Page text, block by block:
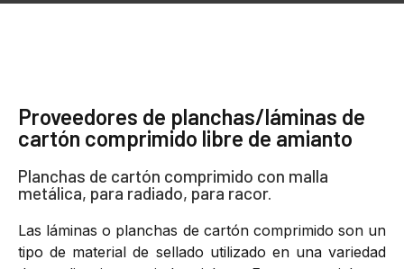
Proveedores de planchas/láminas de
cartón comprimido libre de amianto
Planchas de cartón comprimido con malla
metálica, para radiado, para racor.
Las láminas o planchas de cartón comprimido son un
tipo de material de sellado utilizado en una variedad